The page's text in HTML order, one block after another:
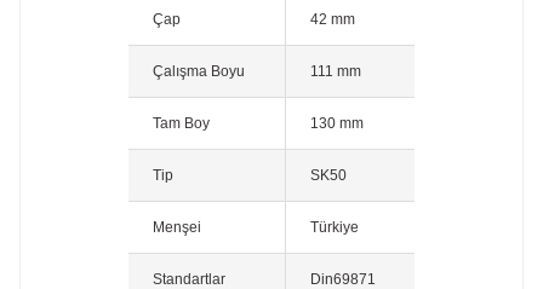
Çap 42 mm
Çalışma Boyu 111 mm
Tam Boy 130 mm
Tip SK50
Menşei Türkiye
Standartlar Din69871